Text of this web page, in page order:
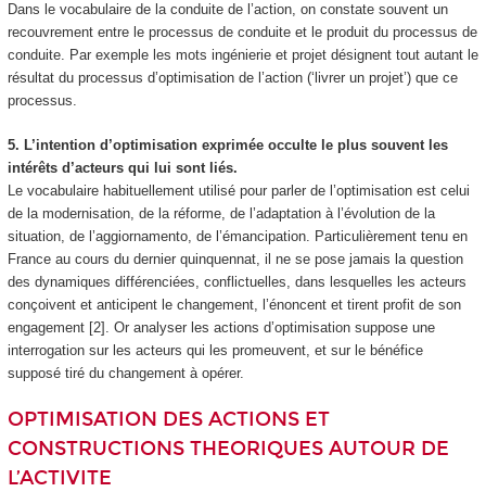
Dans le vocabulaire de la conduite de l’action, on constate souvent un
recouvrement entre le processus de conduite et le produit du processus de
conduite. Par exemple les mots ingénierie et projet désignent tout autant le
résultat du processus d’optimisation de l’action (‘livrer un projet’) que ce
processus.
5. L’intention d’optimisation exprimée occulte le plus souvent les
intérêts d’acteurs qui lui sont liés.
Le vocabulaire habituellement utilisé pour parler de l’optimisation est celui
de la modernisation, de la réforme, de l’adaptation à l’évolution de la
situation, de l’aggiornamento, de l’émancipation. Particulièrement tenu en
France au cours du dernier quinquennat, il ne se pose jamais la question
des dynamiques différenciées, conflictuelles, dans lesquelles les acteurs
conçoivent et anticipent le changement, l’énoncent et tirent profit de son
engagement [2]. Or analyser les actions d’optimisation suppose une
interrogation sur les acteurs qui les promeuvent, et sur le bénéfice
supposé tiré du changement à opérer.
OPTIMISATION DES ACTIONS ET
CONSTRUCTIONS THEORIQUES AUTOUR DE
L’ACTIVITE